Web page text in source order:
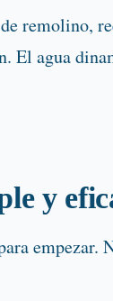
remolino,
agua
y
empezar.